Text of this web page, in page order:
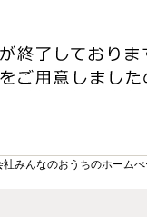
んなのおうちのホーム